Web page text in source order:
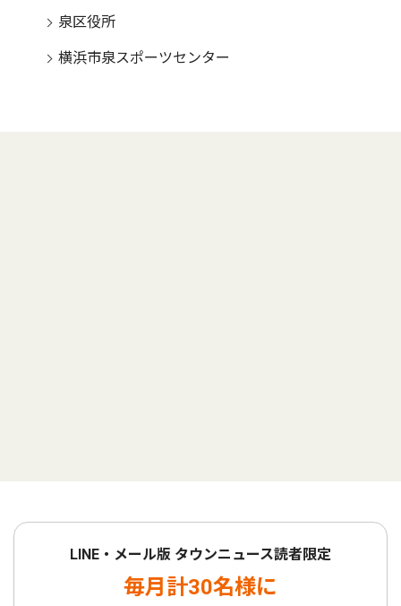
泉区役所
横浜市泉スポーツセンター
LINE・メール版 タウンニュース読者限定
毎月計30名様に